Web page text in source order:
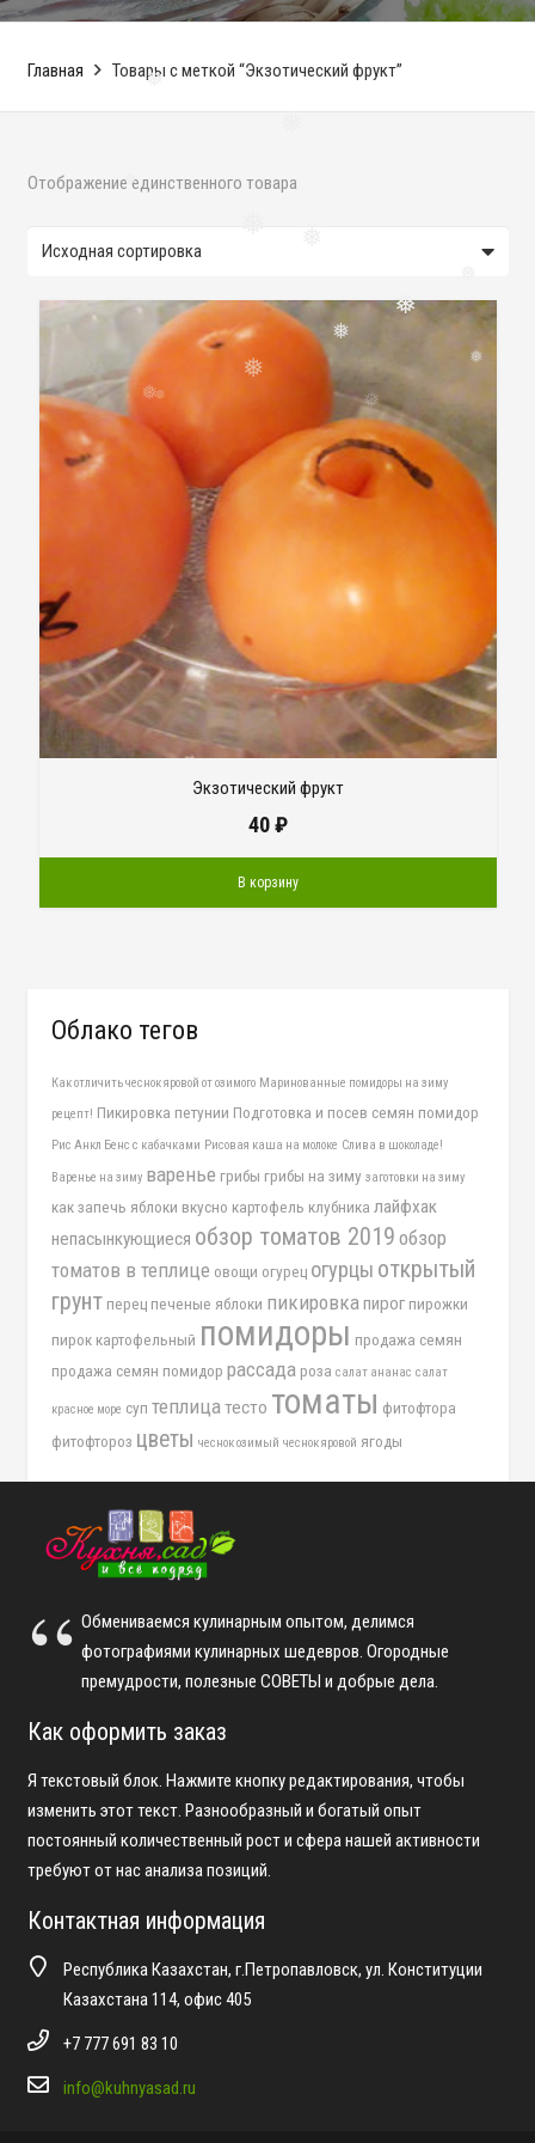
❅
❅
❅
Главная Товары с меткой “Экзотический фрукт”
Отображение единственного товара
Экзотический фрукт
40₽
В корзину
Облако тегов
Как отличить чеснок яровой от озимого Маринованные помидоры на зиму
рецепт! Пикировка петунии Подготовка и посев семян помидор
Рис Анкл Бенс с кабачками Рисовая каша на молоке Слива в шоколаде!
Варенье на зиму варенье грибы грибы на зиму заготовки на зиму
как запечь яблоки вкусно картофель клубника лайфхак
непасынкующиеся обзор томатов 2019 обзор
томатов в теплице овощи огурец огурцы открытый
грунт перец печеные яблоки пикировка пирог пирожки
пирок картофельный помидоры продажа семян
продажа семян помидор рассада роза салат ананас салат
красное море суп теплица тесто томаты фитофтора
фитофтороз цветы чеснок озимый чеснок яровой ягоды
Обмениваемся кулинарным опытом, делимся
фотографиями кулинарных шедевров. Огородные
премудрости, полезные СОВЕТЫ и добрые дела.
Как оформить заказ
Я текстовый блок. Нажмите кнопку редактирования, чтобы
изменить этот текст. Разнообразный и богатый опыт
постоянный количественный рост и сфера нашей активности
требуют от нас анализа позиций.
Контактная информация
Республика Казахстан, г.Петропавловск, ул. Конституции
Казахстана 114, офис 405
+7 777 691 83 10
info@kuhnyasad.ru